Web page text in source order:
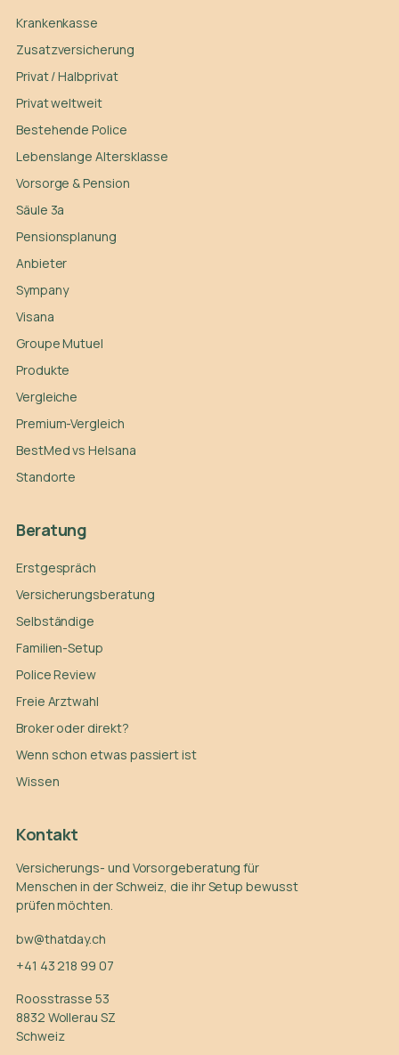
Krankenkasse
Zusatzversicherung
Privat / Halbprivat
Privat weltweit
Bestehende Police
Lebenslange Altersklasse
Vorsorge & Pension
Säule 3a
Pensionsplanung
Anbieter
Sympany
Visana
Groupe Mutuel
Produkte
Vergleiche
Premium-Vergleich
BestMed vs Helsana
Standorte
Beratung
Erstgespräch
Versicherungsberatung
Selbständige
Familien-Setup
Police Review
Freie Arztwahl
Broker oder direkt?
Wenn schon etwas passiert ist
Wissen
Kontakt
Versicherungs- und Vorsorgeberatung für
Menschen in der Schweiz, die ihr Setup bewusst
prüfen möchten.
bw@thatday.ch
+41 43 218 99 07
Roosstrasse 53
8832 Wollerau SZ
Schweiz